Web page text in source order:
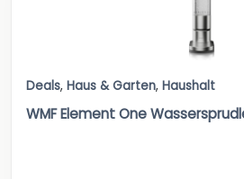
Deals, Haus & Garten, Haushalt
WMF Element One